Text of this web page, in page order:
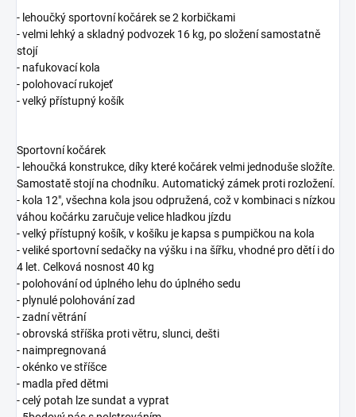
- lehoučký sportovní kočárek se 2 korbičkami
- velmi lehký a skladný podvozek 16 kg, po složení samostatně
stojí
- nafukovací kola
- polohovací rukojeť
- velký přístupný košík
Sportovní kočárek
- lehoučká konstrukce, díky které kočárek velmi jednoduše složíte.
Samostatě stojí na chodníku. Automatický zámek proti rozložení.
- kola 12", všechna kola jsou odpružená, což v kombinaci s nízkou
váhou kočárku zaručuje velice hladkou jízdu
- velký přístupný košík, v košíku je kapsa s pumpičkou na kola
- veliké sportovní sedačky na výšku i na šířku, vhodné pro dětí i do
4 let. Celková nosnost 40 kg
- polohování od úplného lehu do úplného sedu
- plynulé polohování zad
- zadní větrání
- obrovská stříška proti větru, slunci, dešti
- naimpregnovaná
- okénko ve stříšce
- madla před dětmi
- celý potah lze sundat a vyprat